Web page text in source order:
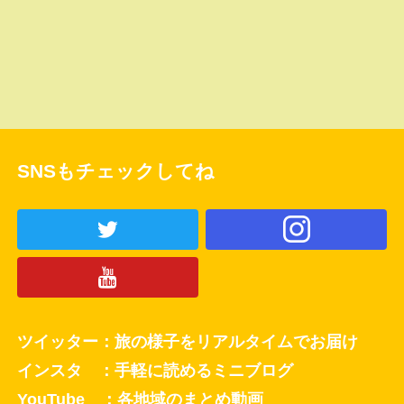
SNSもチェックしてね
ツイッター：旅の様子をリアルタイムでお届け
インスタ ：手軽に読めるミニブログ
YouTube ：各地域のまとめ動画